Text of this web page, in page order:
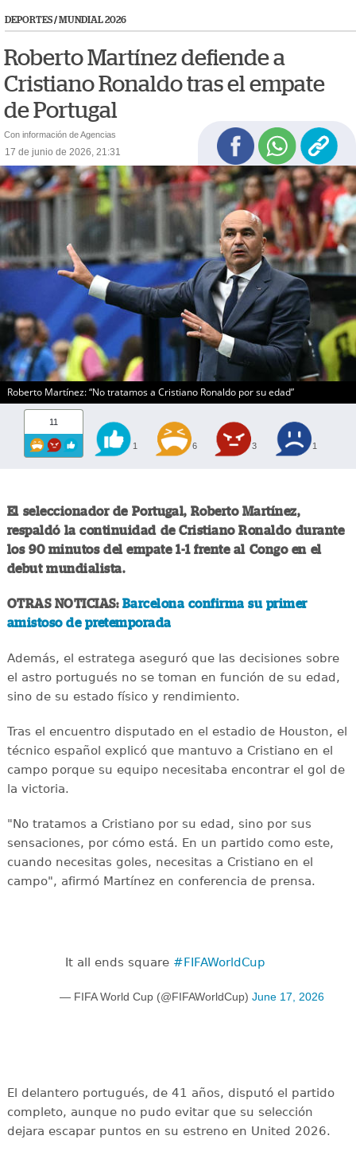
DEPORTES/MUNDIAL 2026
Roberto Martínez defiende a
Cristiano Ronaldo tras el empate
de Portugal
Con información de Agencias
17 de junio de 2026, 21:31
Roberto Martínez: “No tratamos a Cristiano Ronaldo por su edad”
11
1 6 3 1
El seleccionador de Portugal, Roberto Martínez,
respaldó la continuidad de Cristiano Ronaldo durante
los 90 minutos del empate 1-1 frente al Congo en el
debut mundialista.
OTRAS NOTICIAS: Barcelona confirma su primer
amistoso de pretemporada
Además, el estratega aseguró que las decisiones sobre
el astro portugués no se toman en función de su edad,
sino de su estado físico y rendimiento.
Tras el encuentro disputado en el estadio de Houston, el
técnico español explicó que mantuvo a Cristiano en el
campo porque su equipo necesitaba encontrar el gol de
la victoria.
"No tratamos a Cristiano por su edad, sino por sus
sensaciones, por cómo está. En un partido como este,
cuando necesitas goles, necesitas a Cristiano en el
campo", afirmó Martínez en conferencia de prensa.
It all ends square #FIFAWorldCup
— FIFA World Cup (@FIFAWorldCup) June 17, 2026
El delantero portugués, de 41 años, disputó el partido
completo, aunque no pudo evitar que su selección
dejara escapar puntos en su estreno en United 2026.